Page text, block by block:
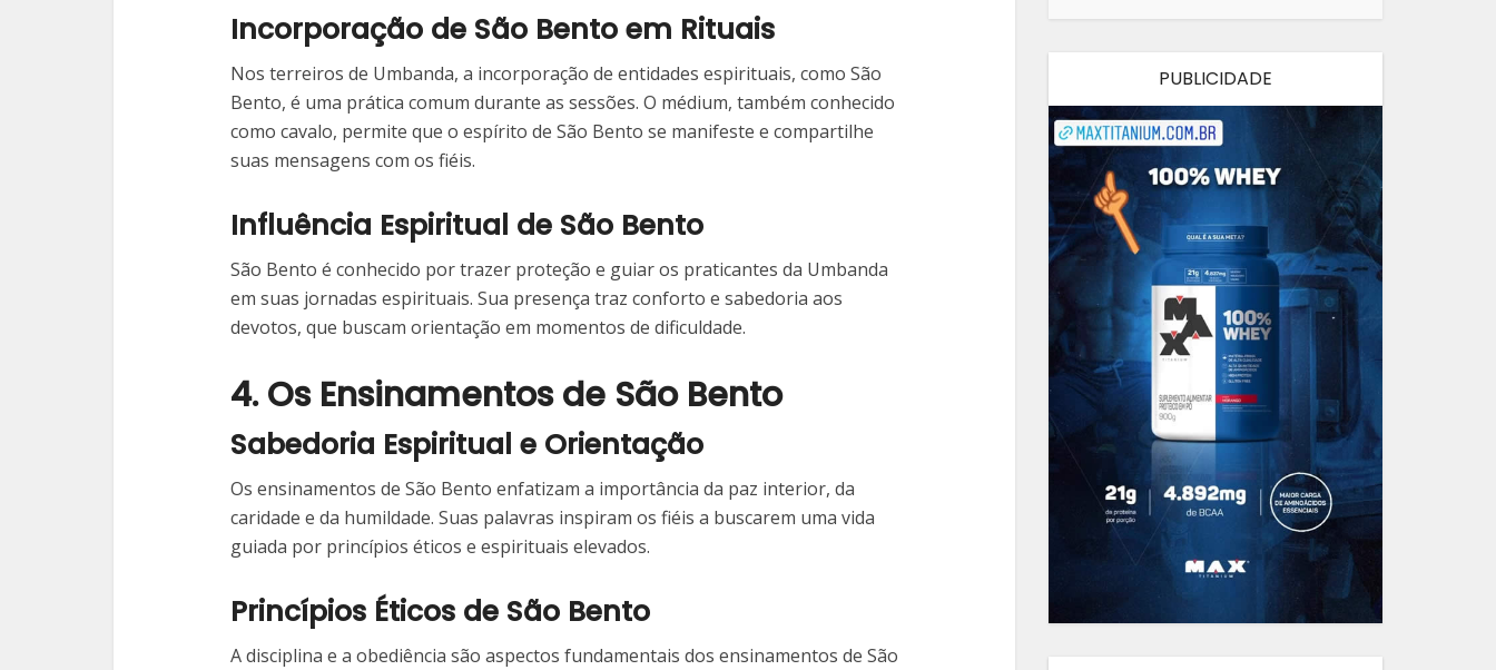
Incorporação de São Bento em Rituais
Nos terreiros de Umbanda, a incorporação de entidades espirituais, como São
Bento, é uma prática comum durante as sessões. O médium, também conhecido
como cavalo, permite que o espírito de São Bento se manifeste e compartilhe
suas mensagens com os fiéis.
Influência Espiritual de São Bento
São Bento é conhecido por trazer proteção e guiar os praticantes da Umbanda
em suas jornadas espirituais. Sua presença traz conforto e sabedoria aos
devotos, que buscam orientação em momentos de dificuldade.
4. Os Ensinamentos de São Bento
Sabedoria Espiritual e Orientação
Os ensinamentos de São Bento enfatizam a importância da paz interior, da
caridade e da humildade. Suas palavras inspiram os fiéis a buscarem uma vida
guiada por princípios éticos e espirituais elevados.
Princípios Éticos de São Bento
A disciplina e a obediência são aspectos fundamentais dos ensinamentos de São
PUBLICIDADE